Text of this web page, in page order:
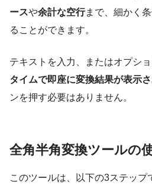
ースや余計な空行まで、細かく
ることができます。
テキストを入力、またはオプショ
タイムで即座に変換結果が表示
ンを押す必要はありません。
全角半角変換ツールの
このツールは、以下の3ステップ